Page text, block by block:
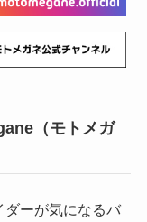
（モトメガ
ダーが気になるバ